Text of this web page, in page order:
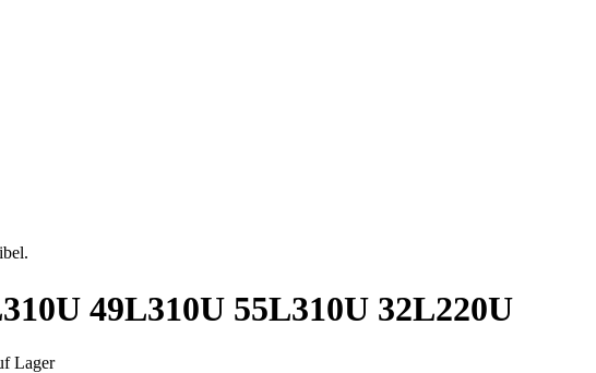
49L310U 55L310U 32L220U
Lager